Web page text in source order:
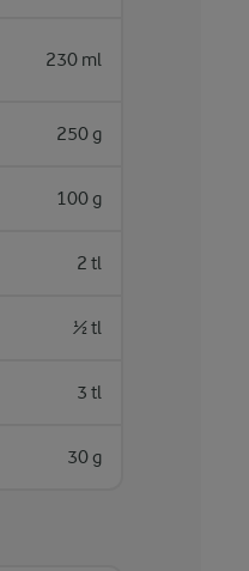
230 ml
250 g
100 g
2 tl
½ tl
3 tl
30 g